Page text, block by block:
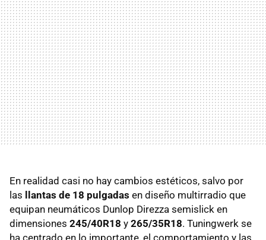
En realidad casi no hay cambios estéticos, salvo por
las llantas de 18 pulgadas en diseño multirradio que
equipan neumáticos Dunlop Direzza semislick en
dimensiones 245/40R18 y 265/35R18. Tuningwerk se
ha centrado en lo importante, el comportamiento y las